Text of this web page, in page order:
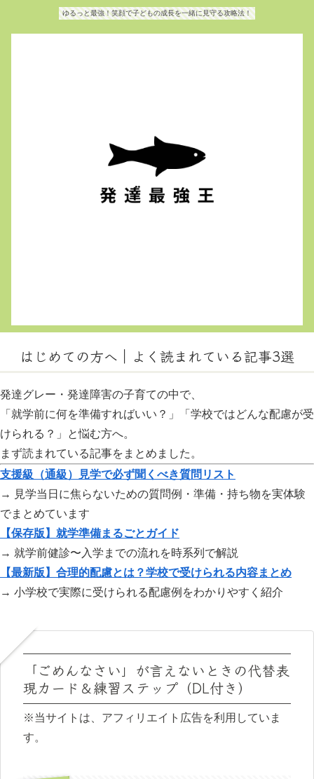
ゆるっと最強！笑顔で子どもの成長を一緒に見守る攻略法！
はじめての方へ｜よく読まれている記事3選
発達グレー・発達障害の子育ての中で、
「就学前に何を準備すればいい？」「学校ではどんな配慮が受
けられる？」と悩む方へ。
まず読まれている記事をまとめました。
支援級（通級）見学で必ず聞くべき質問リスト
→ 見学当日に焦らないための質問例・準備・持ち物を実体験
でまとめています
【保存版】就学準備まるごとガイド
→ 就学前健診〜入学までの流れを時系列で解説
【最新版】合理的配慮とは？学校で受けられる内容まとめ
→ 小学校で実際に受けられる配慮例をわかりやすく紹介
「ごめんなさい」が言えないときの代替表
現カード＆練習ステップ（DL付き）
※当サイトは、アフィリエイト広告を利用していま
す。